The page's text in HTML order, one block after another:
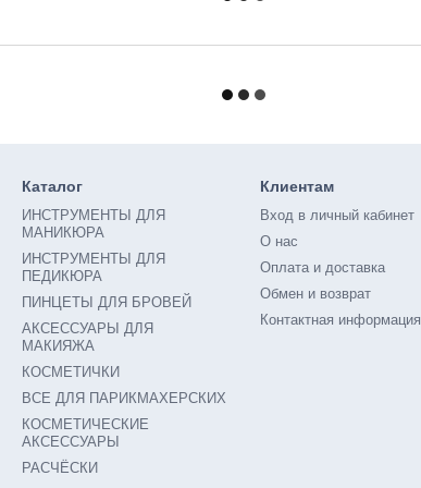
Каталог
ИНСТРУМЕНТЫ ДЛЯ
МАНИКЮРА
ИНСТРУМЕНТЫ ДЛЯ
ПЕДИКЮРА
ПИНЦЕТЫ ДЛЯ БРОВЕЙ
АКСЕССУАРЫ ДЛЯ
МАКИЯЖА
КОСМЕТИЧКИ
ВСЕ ДЛЯ ПАРИКМАХЕРСКИХ
КОСМЕТИЧЕСКИЕ
АКСЕССУАРЫ
РАСЧËСКИ
Клиентам
Вход в личный кабинет
О нас
Оплата и доставка
Обмен и возврат
Контактная информация